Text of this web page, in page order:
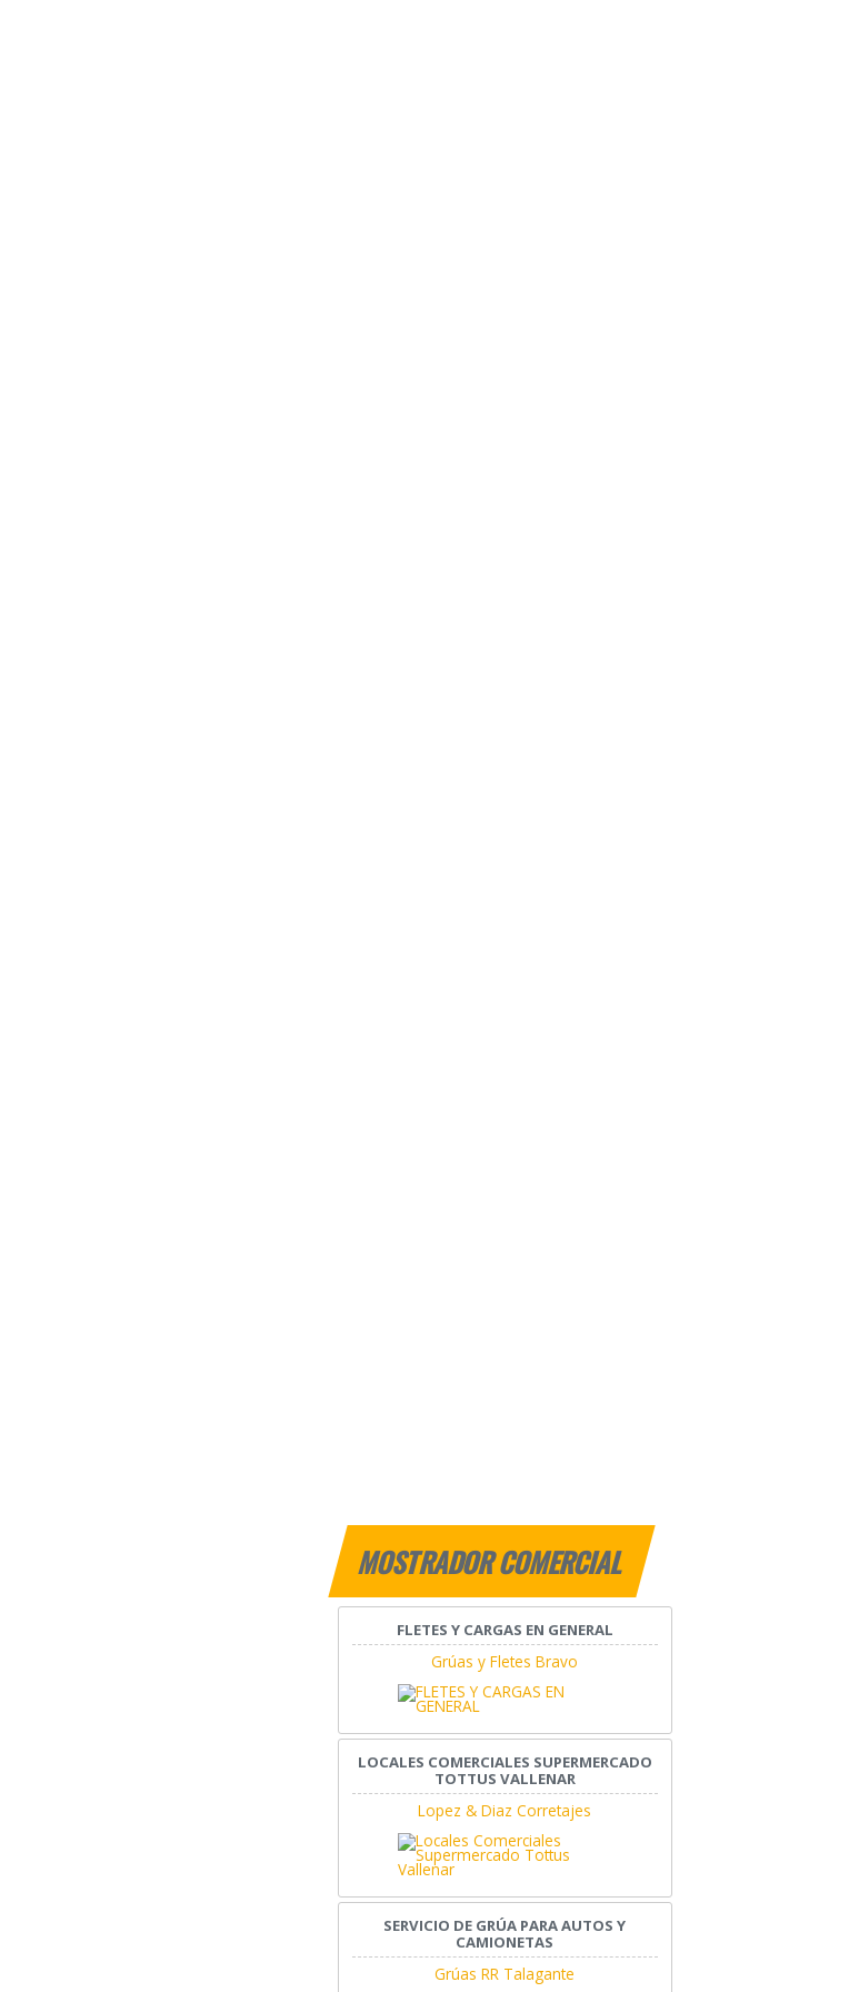
MOSTRADOR COMERCIAL
FLETES Y CARGAS EN GENERAL
Grúas y Fletes Bravo
LOCALES COMERCIALES SUPERMERCADO
TOTTUS VALLENAR
Lopez & Diaz Corretajes
SERVICIO DE GRÚA PARA AUTOS Y
CAMIONETAS
Grúas RR Talagante